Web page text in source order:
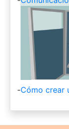
-Cómo crear